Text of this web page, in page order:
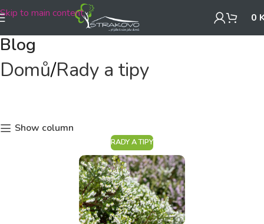
Skip to main content 0
Blog
Domů Rady a tipy
Show column
RADY A TIPY